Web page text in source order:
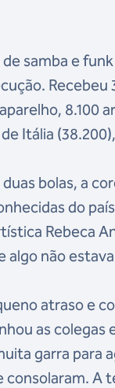
samba e
8.100
Itália
bolas, a
do
Rebeca
algo não
atraso e
as
garra para
consolaram. A